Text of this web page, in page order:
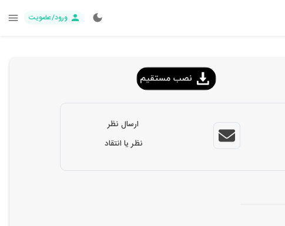
ورود/عضویت
ارسال نظر
نظر یا انتقاد